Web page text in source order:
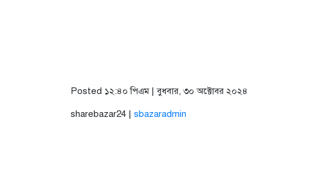
Posted ১২:৪০ পিএম | বুধবার, ৩০ অক্টোবর ২০২৪
sharebazar24 | sbazaradmin